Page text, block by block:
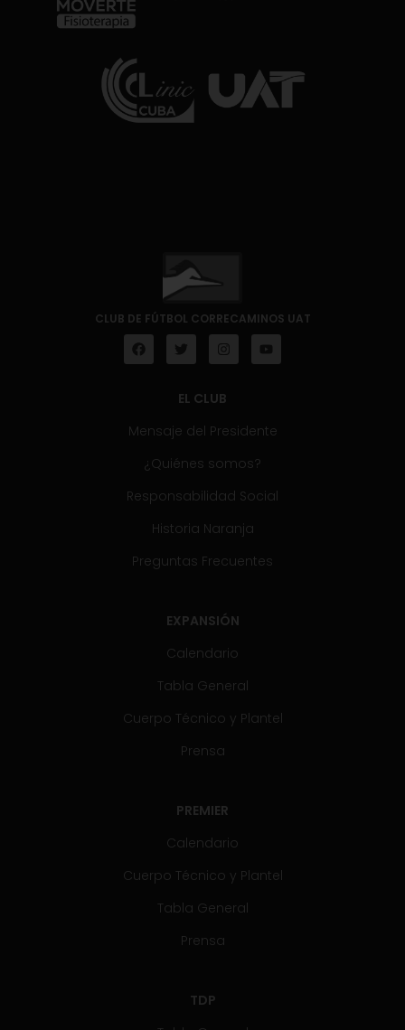
CLUB DE FÚTBOL CORRECAMINOS UAT
EL CLUB
Mensaje del Presidente
¿Quiénes somos?
Responsabilidad Social
Historia Naranja
Preguntas Frecuentes
EXPANSIÓN
Calendario
Tabla General
Cuerpo Técnico y Plantel
Prensa
PREMIER
Calendario
Cuerpo Técnico y Plantel
Tabla General
Prensa
TDP